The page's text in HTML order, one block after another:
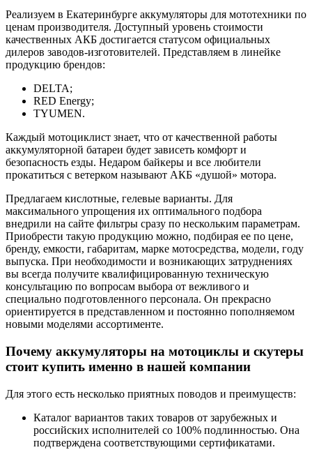
Реализуем в Екатеринбурге аккумуляторы для мототехники по
ценам производителя. Доступный уровень стоимости
качественных АКБ достигается статусом официальных
дилеров заводов-изготовителей. Представляем в линейке
продукцию брендов:
DELTA;
RED Energy;
TYUMEN.
Каждый мотоциклист знает, что от качественной работы
аккумуляторной батареи будет зависеть комфорт и
безопасность езды. Недаром байкеры и все любители
прокатиться с ветерком называют АКБ «душой» мотора.
Предлагаем кислотные, гелевые варианты. Для
максимального упрощения их оптимального подбора
внедрили на сайте фильтры сразу по нескольким параметрам.
Приобрести такую продукцию можно, подбирая ее по цене,
бренду, емкости, габаритам, марке мотосредства, модели, году
выпуска. При необходимости и возникающих затруднениях
вы всегда получите квалифицированную техническую
консультацию по вопросам выбора от вежливого и
специально подготовленного персонала. Он прекрасно
ориентируется в представленном и постоянно пополняемом
новыми моделями ассортименте.
Почему аккумуляторы на мотоциклы и скутеры
стоит купить именно в нашей компании
Для этого есть несколько приятных поводов и преимуществ:
Каталог вариантов таких товаров от зарубежных и
российских исполнителей со 100% подлинностью. Она
подтверждена соответствующими сертификатами.